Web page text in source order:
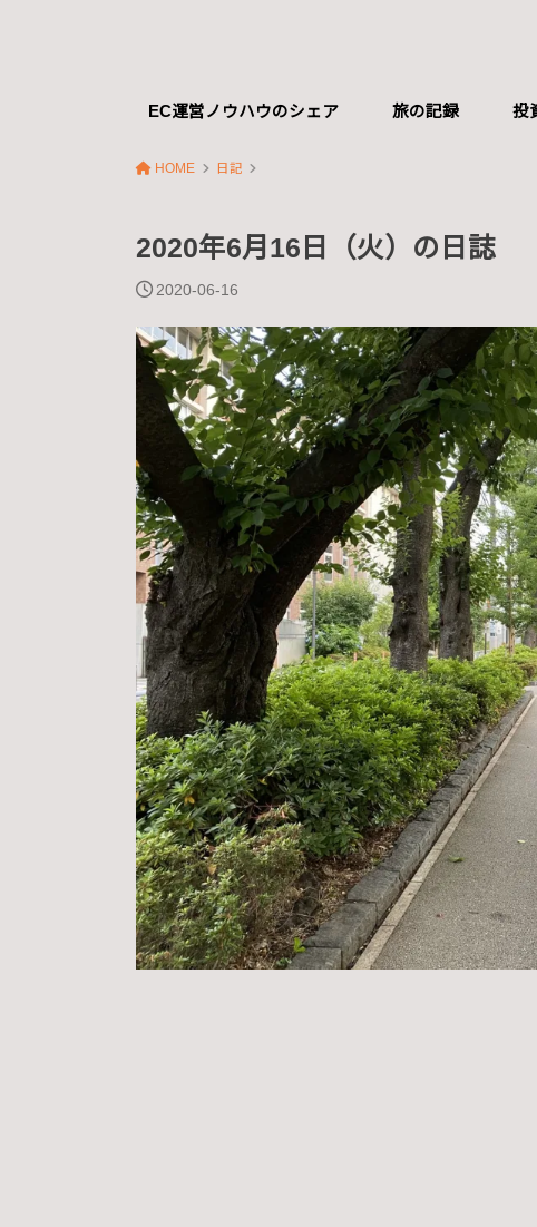
EC運営ノウハウのシェア 旅の記録 投
HOME 日記
2020年6月16日（火）の日誌
2020-06-16